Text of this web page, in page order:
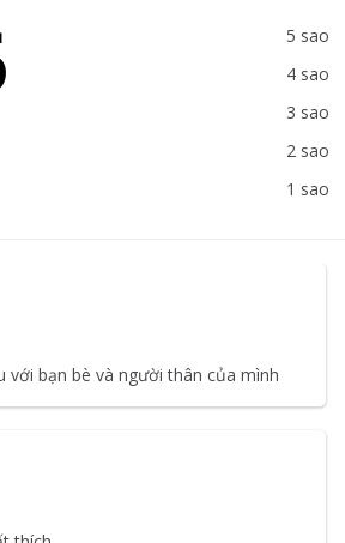
5 sao
4 sao
3 sao
2 sao
1 sao
với bạn bè và người thân của mình